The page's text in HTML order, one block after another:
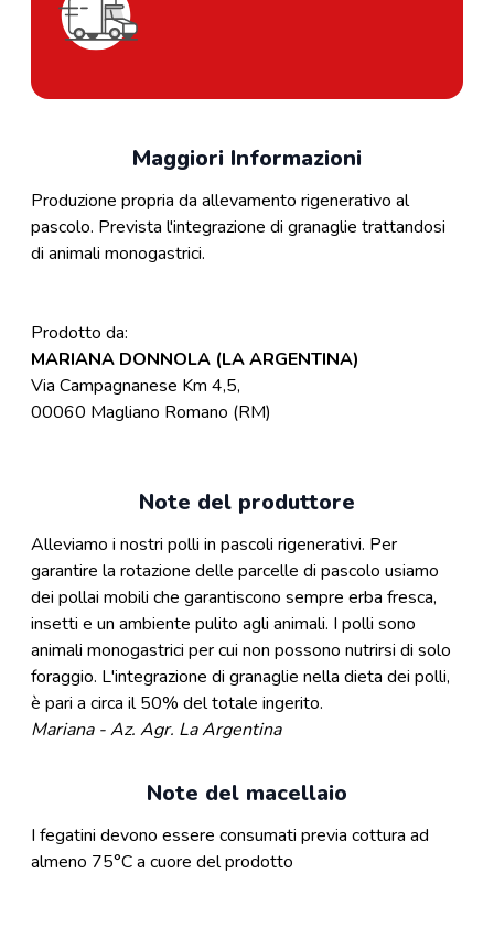
Maggiori Informazioni
Produzione propria da allevamento rigenerativo al
pascolo. Prevista l'integrazione di granaglie trattandosi
di animali monogastrici.
Prodotto da:
MARIANA DONNOLA (LA ARGENTINA)
Via Campagnanese Km 4,5,
00060 Magliano Romano (RM)
Note del produttore
Alleviamo i nostri polli in pascoli rigenerativi. Per
garantire la rotazione delle parcelle di pascolo usiamo
dei pollai mobili che garantiscono sempre erba fresca,
insetti e un ambiente pulito agli animali. I polli sono
animali monogastrici per cui non possono nutrirsi di solo
foraggio. L'integrazione di granaglie nella dieta dei polli,
è pari a circa il 50% del totale ingerito.
Mariana - Az. Agr. La Argentina
Note del macellaio
I fegatini devono essere consumati previa cottura ad
almeno 75°C a cuore del prodotto